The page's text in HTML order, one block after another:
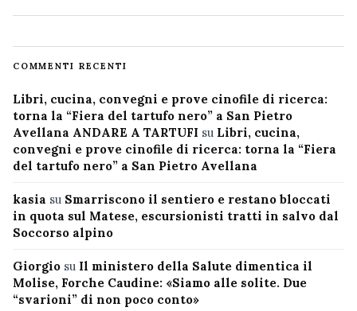
COMMENTI RECENTI
Libri, cucina, convegni e prove cinofile di ricerca:
torna la “Fiera del tartufo nero” a San Pietro
Avellana ANDARE A TARTUFI su Libri, cucina,
convegni e prove cinofile di ricerca: torna la “Fiera
del tartufo nero” a San Pietro Avellana
kasia su Smarriscono il sentiero e restano bloccati
in quota sul Matese, escursionisti tratti in salvo dal
Soccorso alpino
Giorgio su Il ministero della Salute dimentica il
Molise, Forche Caudine: «Siamo alle solite. Due
“svarioni” di non poco conto»